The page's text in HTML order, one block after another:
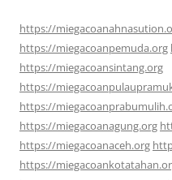
https://
https://miegacoanpemuda.org
https://miegacoansintang.org
https://
https://
https://miegacoanagung.org
https://miegacoanaceh.org
https://